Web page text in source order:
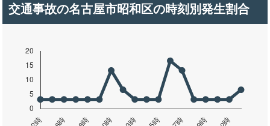
交通事故の名古屋市昭和区の時刻別発生割合